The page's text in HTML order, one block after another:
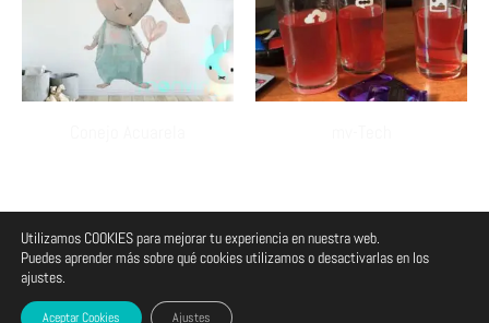
Todos los derechos reservados :: monvinyl :: Bogotá Colombia.
Utilizamos COOKIES para mejorar tu experiencia en nuestra web.
Puedes aprender más sobre qué cookies utilizamos o desactivarlas en los
ajustes.
Aceptar Cookies Ajustes